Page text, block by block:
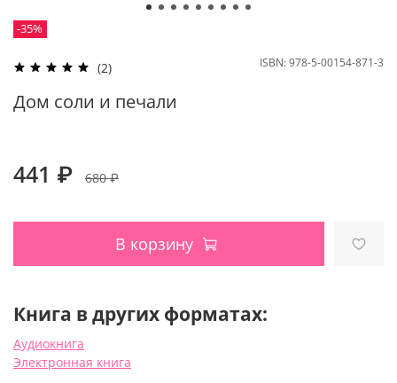
-35%
(2) ISBN:978-5-00154-871-3
Дом соли и печали
441 ₽ 680 ₽
В корзину
Книга в других форматах:
Аудиокнига
Электронная книга